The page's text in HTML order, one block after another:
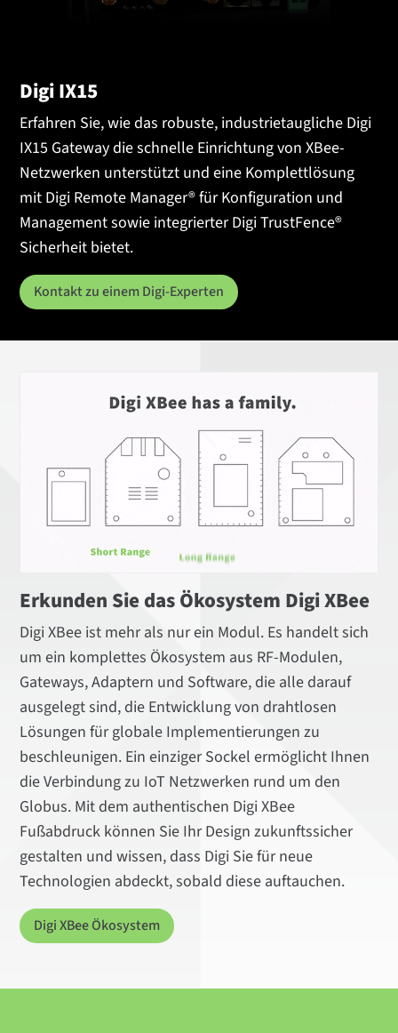
Digi IX15
Erfahren Sie, wie das robuste, industrietaugliche Digi
IX15 Gateway die schnelle Einrichtung von XBee-
Netzwerken unterstützt und eine Komplettlösung
mit Digi Remote Manager® für Konfiguration und
Management sowie integrierter Digi TrustFence®
Sicherheit bietet.
Kontakt zu einem Digi-Experten
Erkunden Sie das Ökosystem Digi XBee
Digi XBee ist mehr als nur ein Modul. Es handelt sich
um ein komplettes Ökosystem aus RF-Modulen,
Gateways, Adaptern und Software, die alle darauf
ausgelegt sind, die Entwicklung von drahtlosen
Lösungen für globale Implementierungen zu
beschleunigen. Ein einziger Sockel ermöglicht Ihnen
die Verbindung zu IoT Netzwerken rund um den
Globus. Mit dem authentischen Digi XBee
Fußabdruck können Sie Ihr Design zukunftssicher
gestalten und wissen, dass Digi Sie für neue
Technologien abdeckt, sobald diese auftauchen.
Digi XBee Ökosystem